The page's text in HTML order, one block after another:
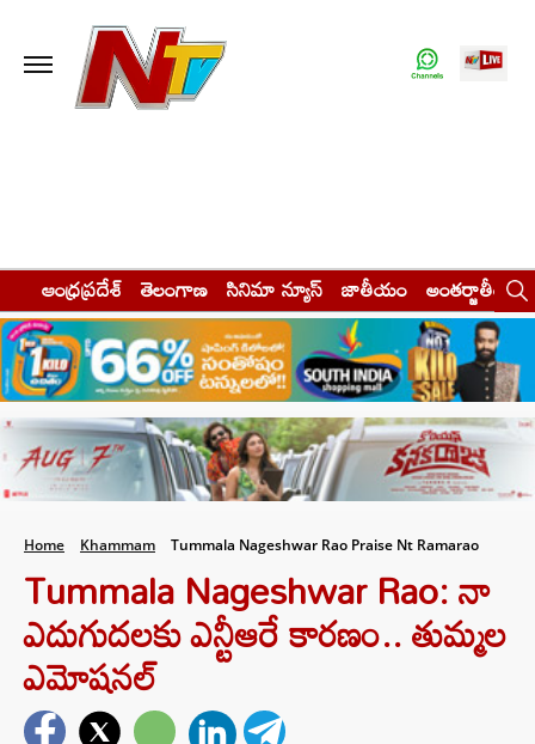
ఆంధ్రప్రదేశ్ తెలంగాణ సినిమా న్యూస్ జాతీయం అంతర్జాతీయం
Home Khammam Tummala Nageshwar Rao Praise Nt Ramarao
Tummala Nageshwar Rao: నా
ఎదుగుదలకు ఎన్టీఆరే కారణం.. తుమ్మల
ఎమోషనల్